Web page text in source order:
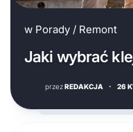
w Porady / Remont
Jaki wybrać
przezREDAKCJA · 26